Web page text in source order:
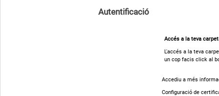
Autentificació
Accés a la teva
L'accés a la teva
un cop facis click al
Accediu a més
Configuració de